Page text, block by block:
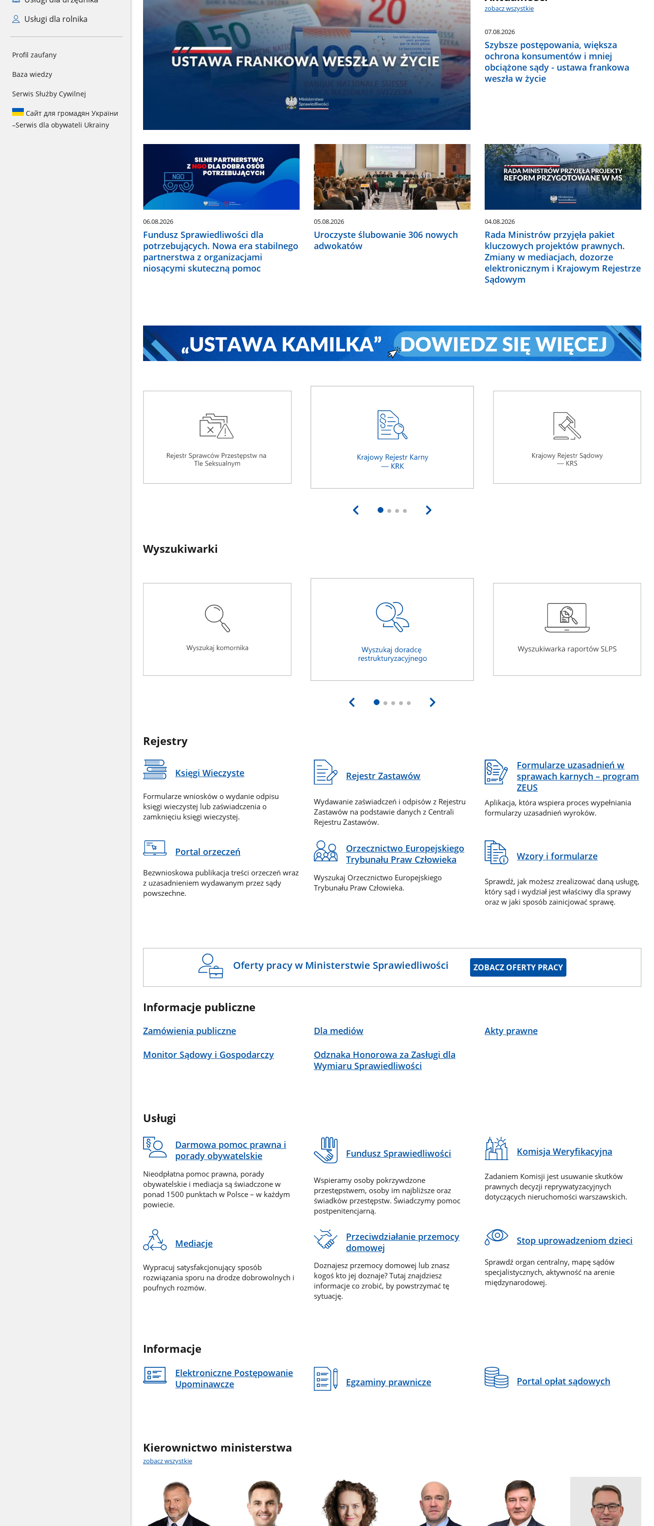
Usługi dla rolnika
Profil zaufany
Baza wiedzy
Serwis Służby Cywilnej
Сайт для громадян України
–Serwis dla obywateli Ukrainy
zobacz wszystkie
07.08.2026
Szybsze postępowania, większa
ochrona konsumentów i mniej
obciążone sądy - ustawa frankowa
weszła w życie
06.08.2026
Fundusz Sprawiedliwości dla
potrzebujących. Nowa era stabilnego
partnerstwa z organizacjami
niosącymi skuteczną pomoc
05.08.2026
Uroczyste ślubowanie 306 nowych
adwokatów
04.08.2026
Rada Ministrów przyjęła pakiet
kluczowych projektów prawnych.
Zmiany w mediacjach, dozorze
elektronicznym i Krajowym Rejestrze
Sądowym
Wyszukiwarki
Rejestry
Księgi Wieczyste
Formularze wniosków o wydanie odpisu
księgi wieczystej lub zaświadczenia o
zamknięciu księgi wieczystej.
Rejestr Zastawów
Wydawanie zaświadczeń i odpisów z Rejestru
Zastawów na podstawie danych z Centrali
Rejestru Zastawów.
Formularze uzasadnień w
sprawach karnych – program
ZEUS
Aplikacja, która wspiera proces wypełniania
formularzy uzasadnień wyroków.
Portal orzeczeń
Bezwnioskowa publikacja treści orzeczeń wraz
z uzasadnieniem wydawanym przez sądy
powszechne.
Orzecznictwo Europejskiego
Trybunału Praw Człowieka
Wyszukaj Orzecznictwo Europejskiego
Trybunału Praw Człowieka.
Wzory i formularze
Sprawdź, jak możesz zrealizować daną usługę,
który sąd i wydział jest właściwy dla sprawy
oraz w jaki sposób zainicjować sprawę.
Oferty pracy w Ministerstwie Sprawiedliwości ZOBACZ OFERTY PRACY
Informacje publiczne
Zamówienia publiczne Dla mediów Akty prawne
Monitor Sądowy i Gospodarczy
Odznaka Honorowa za Zasługi dla
Wymiaru Sprawiedliwości
Usługi
Darmowa pomoc prawna i
porady obywatelskie
Nieodpłatna pomoc prawna, porady
obywatelskie i mediacja są świadczone w
ponad 1500 punktach w Polsce – w każdym
powiecie.
Fundusz Sprawiedliwości
Wspieramy osoby pokrzywdzone
przestępstwem, osoby im najbliższe oraz
świadków przestępstw. Świadczymy pomoc
postpenitencjarną.
Komisja Weryfikacyjna
Zadaniem Komisji jest usuwanie skutków
prawnych decyzji reprywatyzacyjnych
dotyczących nieruchomości warszawskich.
Mediacje
Wypracuj satysfakcjonujący sposób
rozwiązania sporu na drodze dobrowolnych i
poufnych rozmów.
Przeciwdziałanie przemocy
domowej
Doznajesz przemocy domowej lub znasz
kogoś kto jej doznaje? Tutaj znajdziesz
informacje co zrobić, by powstrzymać tę
sytuację.
Stop uprowadzeniom dzieci
Sprawdź organ centralny, mapę sądów
specjalistycznych, aktywność na arenie
międzynarodowej.
Informacje
Elektroniczne Postępowanie
Upominawcze
Egzaminy prawnicze Portal opłat sądowych
Kierownictwo ministerstwa
zobacz wszystkie